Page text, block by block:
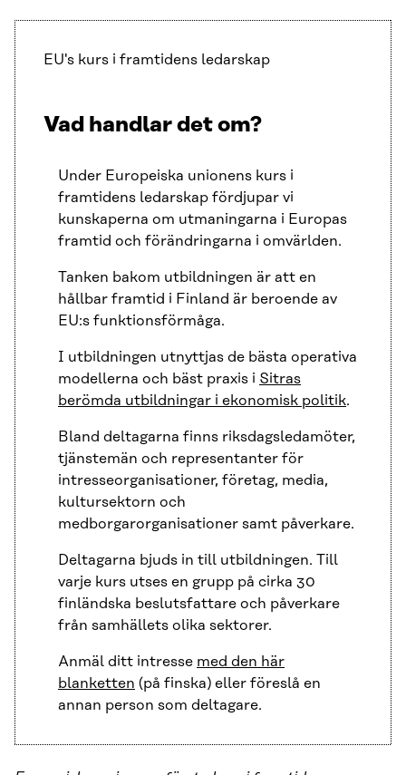
EU's kurs i framtidens ledarskap
Vad handlar det om?
Under Europeiska unionens kurs i
framtidens ledarskap fördjupar vi
kunskaperna om utmaningarna i Europas
framtid och förändringarna i omvärlden.
Tanken bakom utbildningen är att en
hållbar framtid i Finland är beroende av
EU:s funktionsförmåga.
I utbildningen utnyttjas de bästa operativa
modellerna och bäst praxis i Sitras
berömda utbildningar i ekonomisk politik.
Bland deltagarna finns riksdagsledamöter,
tjänstemän och representanter för
intresseorganisationer, företag, media,
kultursektorn och
medborgarorganisationer samt påverkare.
Deltagarna bjuds in till utbildningen. Till
varje kurs utses en grupp på cirka 30
finländska beslutsfattare och påverkare
från samhällets olika sektorer.
Anmäl ditt intresse med den här
blanketten (på finska) eller föreslå en
annan person som deltagare.